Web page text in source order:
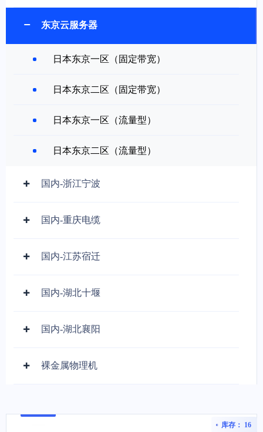
东京云服务器
日本东京一区（固定带宽）
日本东京二区（固定带宽）
日本东京一区（流量型）
日本东京二区（流量型）
国内-浙江宁波
国内-重庆电缆
国内-江苏宿迁
国内-湖北十堰
国内-湖北襄阳
裸金属物理机
库存： 16